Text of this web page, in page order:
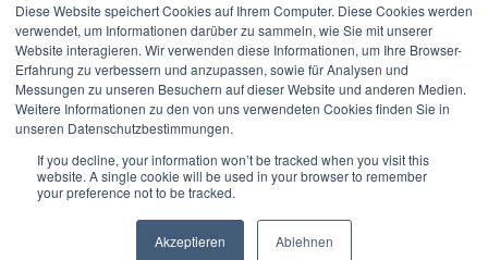
Diese Website speichert Cookies auf Ihrem Computer. Diese Cookies werden
verwendet, um Informationen darüber zu sammeln, wie Sie mit unserer
Website interagieren. Wir verwenden diese Informationen, um Ihre Browser-
Erfahrung zu verbessern und anzupassen, sowie für Analysen und
Messungen zu unseren Besuchern auf dieser Website und anderen Medien.
Weitere Informationen zu den von uns verwendeten Cookies finden Sie in
unseren Datenschutzbestimmungen.
If you decline, your information won’t be tracked when you visit this
website. A single cookie will be used in your browser to remember
your preference not to be tracked.
Akzeptieren Ablehnen
Copyright © 2022 8SELECT GmbH. All rights reserved.